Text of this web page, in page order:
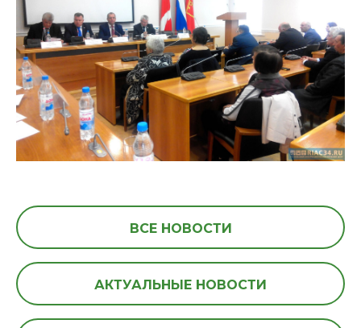
ВСЕ НОВОСТИ
АКТУАЛЬНЫЕ НОВОСТИ